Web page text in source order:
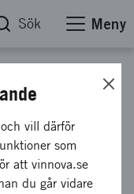
Sök Meny
vill därför
som
att vinnova.se
du går vidare